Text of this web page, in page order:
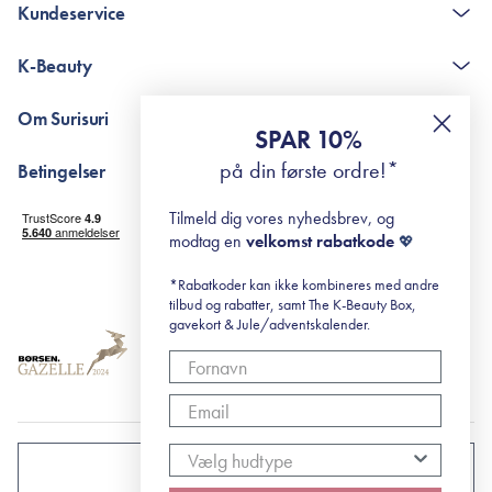
Lauroyl Lysine, Triethoxycaprylylsilane, Water, Tin Oxide
*Ingredienslisten kan muligvis være ændret grundet løbende
produktforbedringer.
Er dette tilfældet henvises til produktemballage eller til
mærket’s officielle hjemmeside.
Kundeservice
The K-Beauty Box - spørgsmål og svar
RE-ZIP
K-Beauty
Retinol for begyndere
surisuri's mini guide til rosacea
Om Surisuri
Black Friday
Betingelser
Levering og returnering
Handelsbetingelser
Abonnementsbetingelser
DANMARK
SPAR 10%
på din første ordre!*
Tilmeld dig vores nyhedsbrev, og
modtag en velkomst rabatkode 💖
*Rabatkoder kan ikke kombineres med andre
tilbud og rabatter, samt The K-Beauty Box,
gavekort & Jule/adventskalender.